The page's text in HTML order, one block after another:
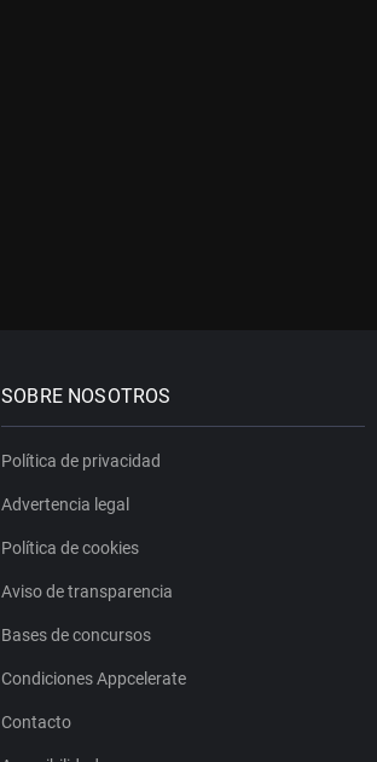
SOBRE NOSOTROS
Política de privacidad
Advertencia legal
Política de cookies
Aviso de transparencia
Bases de concursos
Condiciones Appcelerate
Contacto